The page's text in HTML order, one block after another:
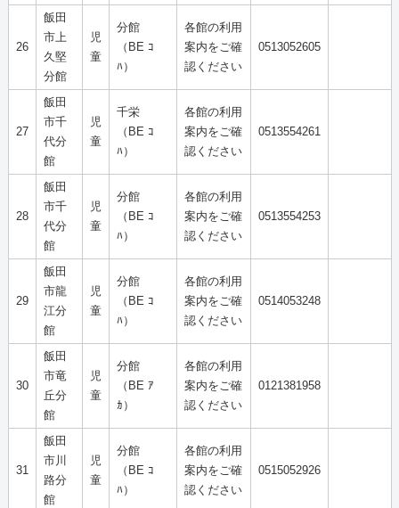
26
飯田
市上
久堅
分館
児
童
分館
（BE ｺ
ﾊ）
各館の利用
案内をご確
認ください
0513052605
27
飯田
市千
代分
館
児
童
千栄
（BE ｺ
ﾊ）
各館の利用
案内をご確
認ください
0513554261
28
飯田
市千
代分
館
児
童
分館
（BE ｺ
ﾊ）
各館の利用
案内をご確
認ください
0513554253
29
飯田
市龍
江分
館
児
童
分館
（BE ｺ
ﾊ）
各館の利用
案内をご確
認ください
0514053248
30
飯田
市竜
丘分
館
児
童
分館
（BE ｱ
ｶ）
各館の利用
案内をご確
認ください
0121381958
31
飯田
市川
路分
館
児
童
分館
（BE ｺ
ﾊ）
各館の利用
案内をご確
認ください
0515052926